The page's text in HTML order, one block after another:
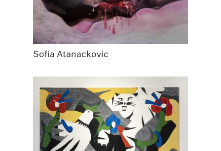
Sofia Atanackovic